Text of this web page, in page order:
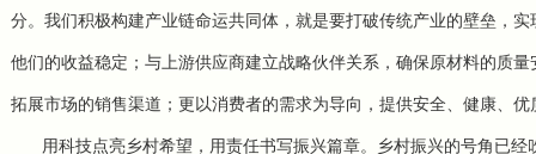
分。我们积极构建产业链命运共同体，就是要打破传统产业的壁垒，
他们的收益稳定；与上游供应商建立战略伙伴关系，确保原材料的质
拓展市场的销售渠道；更以消费者的需求为导向，提供安全、健康、优
用科技点亮乡村希望，用责任书写振兴篇章。乡村振兴的号角已